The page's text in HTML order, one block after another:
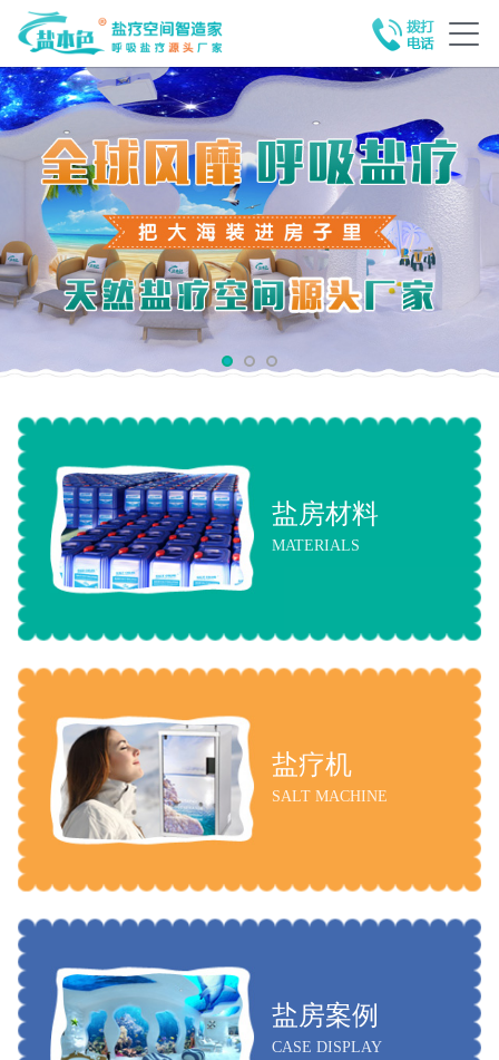
盐房材料
MATERIALS
盐疗机
SALT MACHINE
盐房案例
CASE DISPLAY